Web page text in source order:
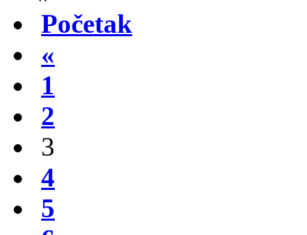
Početak
«
1
2
3
4
5